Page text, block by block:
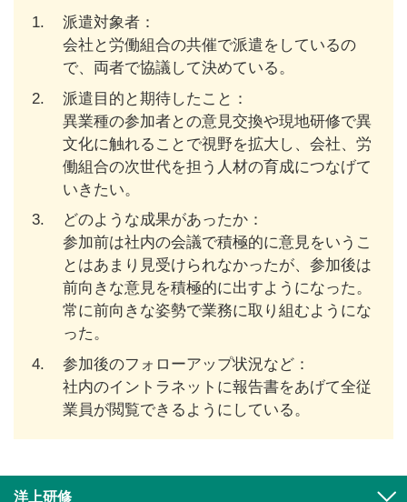
1.
派遣対象者：
会社と労働組合の共催で派遣をしているの
で、両者で協議して決めている。
2.
派遣目的と期待したこと：
異業種の参加者との意見交換や現地研修で異
文化に触れることで視野を拡大し、会社、労
働組合の次世代を担う人材の育成につなげて
いきたい。
3.
どのような成果があったか：
参加前は社内の会議で積極的に意見をいうこ
とはあまり見受けられなかったが、参加後は
前向きな意見を積極的に出すようになった。
常に前向きな姿勢で業務に取り組むようにな
った。
4.
参加後のフォローアップ状況など：
社内のイントラネットに報告書をあげて全従
業員が閲覧できるようにしている。
洋上研修